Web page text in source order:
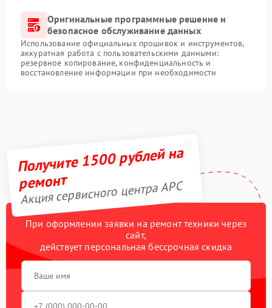
Оригинальные программные решение и
безопасное обслуживание данных
Использование официальных прошивок и инструментов,
аккуратная работа с пользовательскими данными:
резервное копирование, конфиденциальность и
восстановление информации при необходимости
Получите 1500 рублей на
ремонт
Акция сервисного центра APC
При оформлении заявки на ремонт техники через
сайт,
действует персональная бессрочная скидка